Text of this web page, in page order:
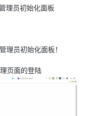
理员初始化面板
员初始化面板！
页面的登陆